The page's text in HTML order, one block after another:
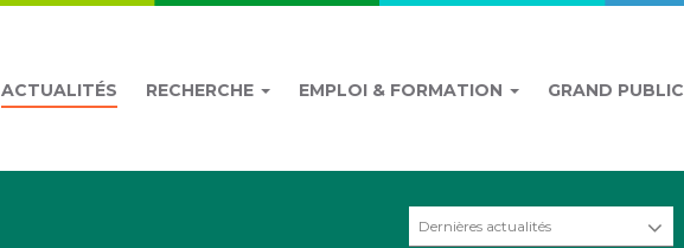
ACTUALITÉS RECHERCHE EMPLOI & FORMATION GRAND PUBLIC
Dernières actualités